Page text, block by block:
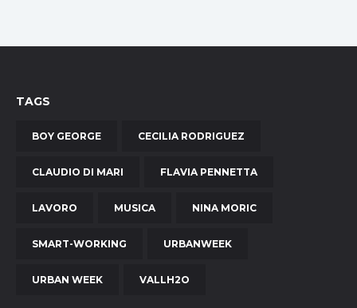
TAGS
BOY GEORGE CECILIA RODRIGUEZ
CLAUDIO DI MARI FLAVIA PENNETTA
LAVORO MUSICA NINA MORIC
SMART-WORKING URBANWEEK
URBAN WEEK VALLH2O